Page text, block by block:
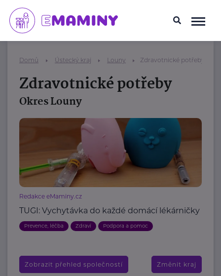
Domů Ústecký kraj Louny Zdravotnické potřeby
Zdravotnické potřeby
Okres Louny
Redakce eMaminy.cz
TUGI: Vychytávka do každé domácí lékárničky
Prevence, léčba Zdraví Podpora a pomoc
Zobrazit přehled společností Změnit kraj